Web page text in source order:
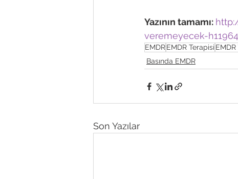
Yazının tamamı:
veremeyecek-
EMDREMDR Terapisi
Basında EMDR
Son Yazılar